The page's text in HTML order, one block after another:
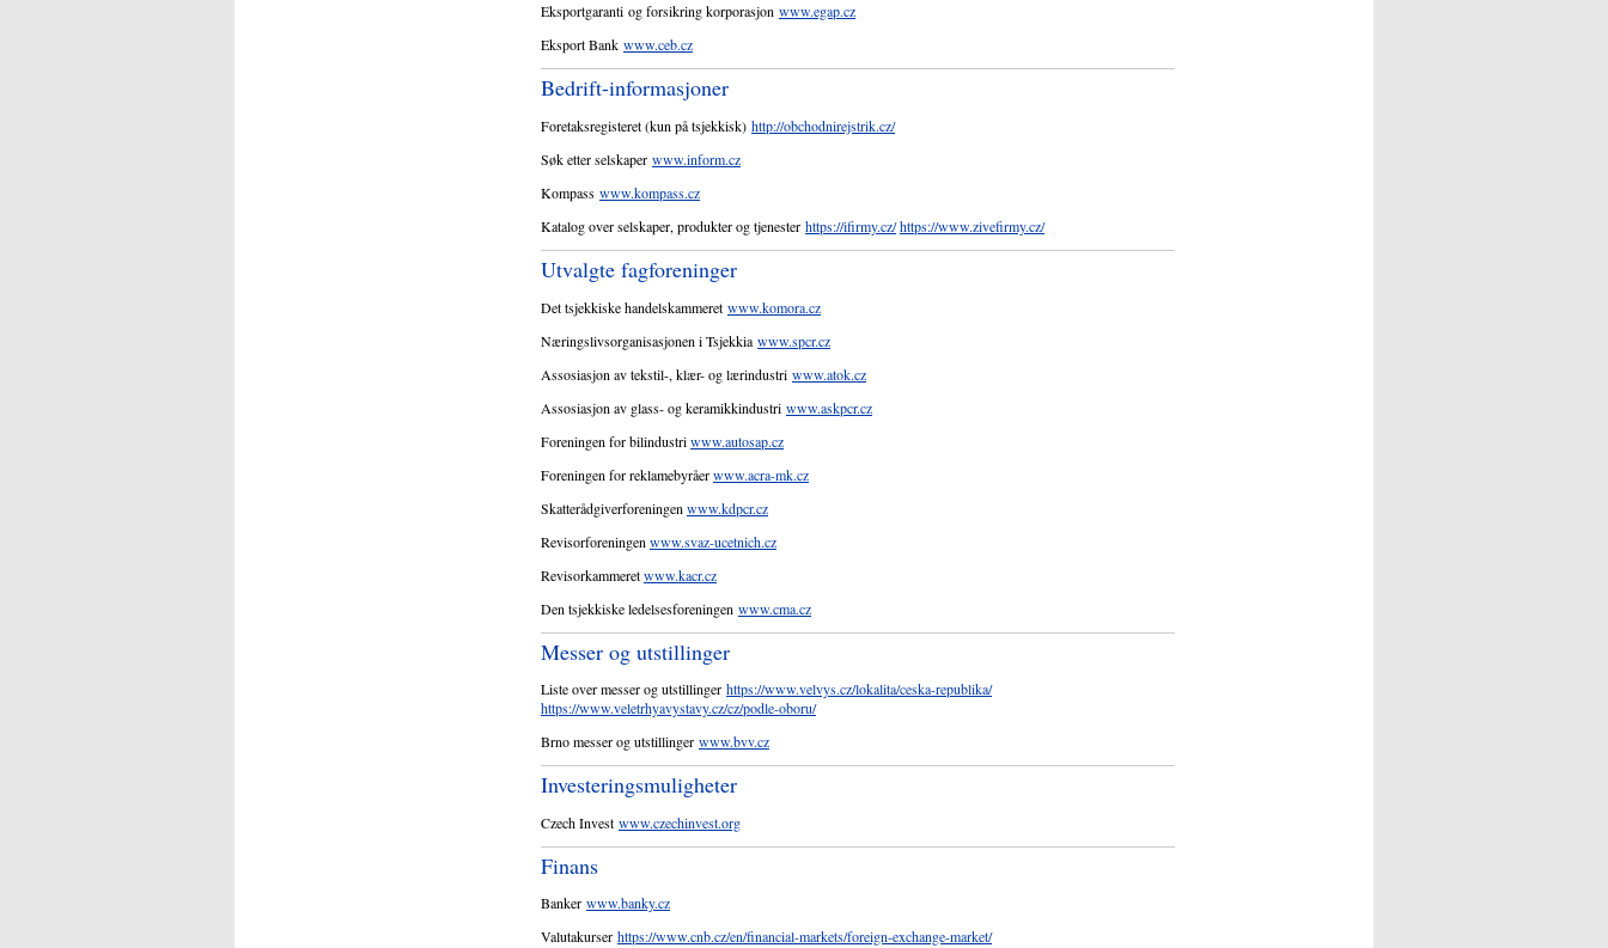
Eksportgaranti og forsikring korporasjon www.egap.cz
Eksport Bank www.ceb.cz
Bedrift-informasjoner
Foretaksregisteret (kun på tsjekkisk) http://obchodnirejstrik.cz/
Søk etter selskaper www.inform.cz
Kompass www.kompass.cz
Katalog over selskaper, produkter og tjenester https://ifirmy.cz/https://www.zivefirmy.cz/
Utvalgte fagforeninger
Det tsjekkiske handelskammeret www.komora.cz
Næringslivsorganisasjonen i Tsjekkia www.spcr.cz
Assosiasjon av tekstil-, klær- og lærindustri www.atok.cz
Assosiasjon av glass- og keramikkindustri www.askpcr.cz
Foreningen for bilindustriwww.autosap.cz
Foreningen for reklamebyråerwww.acra-mk.cz
Skatterådgiverforeningen www.kdpcr.cz
Revisorforeningen www.svaz-ucetnich.cz
Revisorkammeretwww.kacr.cz
Den tsjekkiske ledelsesforeningen www.cma.cz
Messer og utstillinger
Liste over messer og utstillinger https://www.velvys.cz/lokalita/ceska-republika/
https://www.veletrhyavystavy.cz/cz/podle-oboru/
Brno messer og utstillinger www.bvv.cz
Investeringsmuligheter
Czech Invest www.czechinvest.org
Finans
Banker www.banky.cz
Valutakurser https://www.cnb.cz/en/financial-markets/foreign-exchange-market/